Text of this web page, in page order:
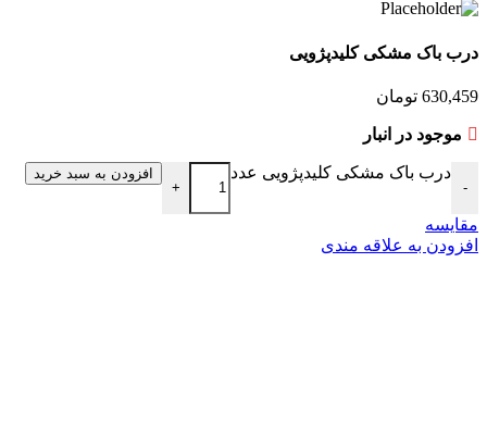
درب باک مشکی کلیدپژویی
630,459 تومان
موجود در انبار
-
درب باک مشکی کلیدپژویی عدد
+
افزودن به سبد خرید
مقایسه
افزودن به علاقه مندی